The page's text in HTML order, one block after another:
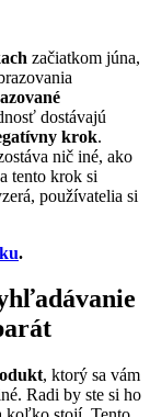
začiatkom júna,
dostávajú
krok.
nič iné, ako
tento krok si
používatelia si
.
, ktorý sa vám
Radi by ste si ho